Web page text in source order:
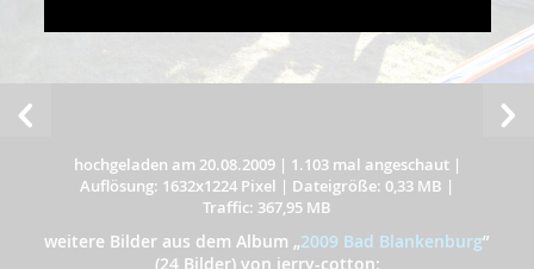
hochgeladen am 20.08.2009| 1.103 mal angeschaut|
Auflösung: 1632x1224 Pixel | Dateigröße: 0,33 MB |
Traffic: 367,95 MB
weitere Bilder aus dem Album „2009 Bad Blankenburg”
(24 Bilder) von jerry-cotton: